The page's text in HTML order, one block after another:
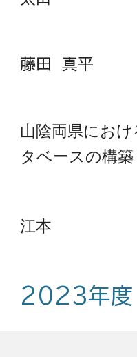
藤田 真平
山陰両県にお
タベースの構築
江本
2023年度